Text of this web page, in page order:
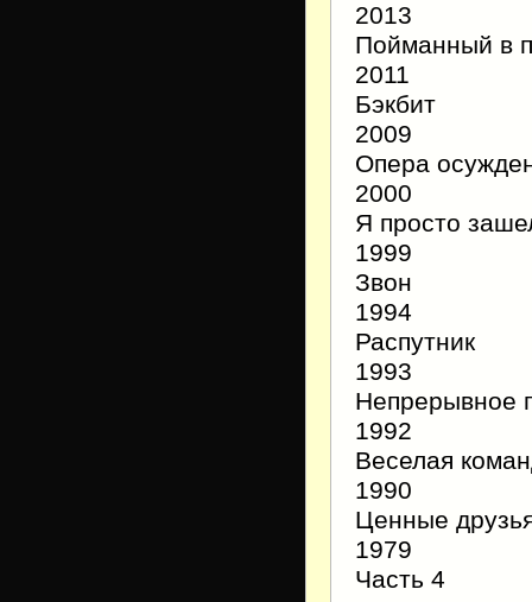
2013
Пойманный в
2011
Бэкбит
2009
Опера
2000
Я просто
1999
Звон
1994
Распутник
1993
Непрерывное
1992
Веселая
1990
Ценные
1979
Часть 4